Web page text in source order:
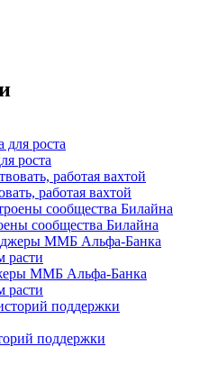
роста
работая вахтой
сообщества Билайна
ММБ Альфа-Банка
расти
поддержки